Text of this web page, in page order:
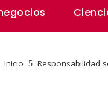
Inicio Responsabilidad